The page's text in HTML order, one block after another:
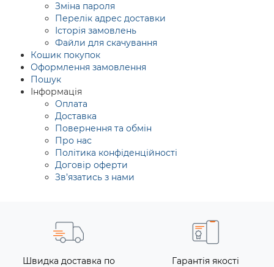
Зміна пароля
Перелік адрес доставки
Історія замовлень
Файли для скачування
Кошик покупок
Оформлення замовлення
Пошук
Інформація
Оплата
Доставка
Повернення та обмін
Про нас
Політика конфіденційності
Договір оферти
Зв’язатись з нами
Швидка доставка по
Гарантія якості